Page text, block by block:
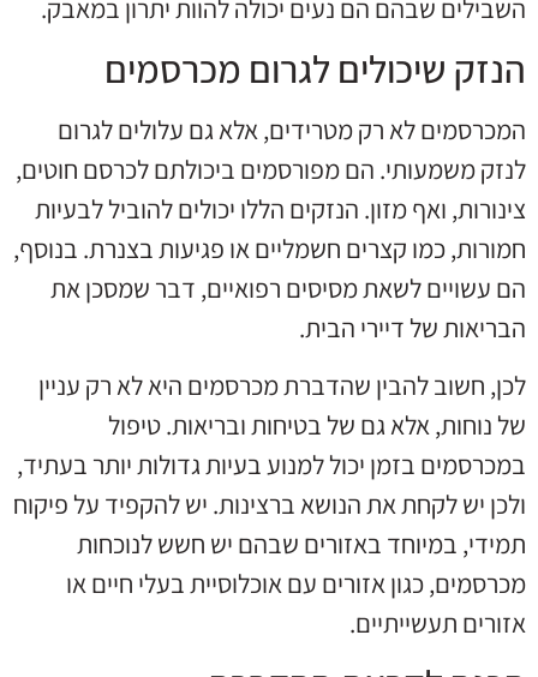
השבילים שבהם הם נעים יכולה להוות יתרון במאבק.
הנזק שיכולים לגרום מכרסמים
המכרסמים לא רק מטרידים, אלא גם עלולים לגרום
לנזק משמעותי. הם מפורסמים ביכולתם לכרסם חוטים,
צינורות, ואף מזון. הנזקים הללו יכולים להוביל לבעיות
חמורות, כמו קצרים חשמליים או פגיעות בצנרת. בנוסף,
הם עשויים לשאת מסיסים רפואיים, דבר שמסכן את
הבריאות של דיירי הבית.
לכן, חשוב להבין שהדברת מכרסמים היא לא רק עניין
של נוחות, אלא גם של בטיחות ובריאות. טיפול
במכרסמים בזמן יכול למנוע בעיות גדולות יותר בעתיד,
ולכן יש לקחת את הנושא ברצינות. יש להקפיד על פיקוח
תמידי, במיוחד באזורים שבהם יש חשש לנוכחות
מכרסמים, כגון אזורים עם אוכלוסיית בעלי חיים או
אזורים תעשייתיים.